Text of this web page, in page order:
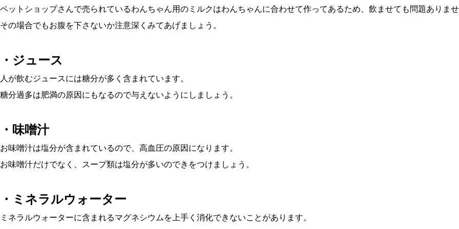
ペットショップさんで売られているわんちゃん用のミルクはわんちゃんに合わせて作ってあるため、飲ませても問題ありま
その場合でもお腹を下さないか注意深くみてあげましょう。
・ジュース
人が飲むジュースには糖分が多く含まれています。
糖分過多は肥満の原因にもなるので与えないようにしましょう。
・味噌汁
お味噌汁は塩分が含まれているので、高血圧の原因になります。
お味噌汁だけでなく、スープ類は塩分が多いのできをつけましょう。
・ミネラルウォーター
ミネラルウォーターに含まれるマグネシウムを上手く消化できないことがあります。